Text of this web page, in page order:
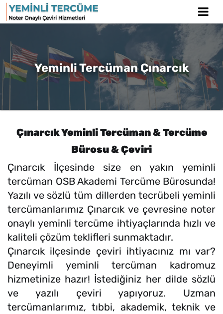
Yeminli Tercüman Çınarcık
Çınarcık Yeminli Tercüman & Tercüme
Bürosu & Çeviri
Çınarcık İlçesinde size en yakın yeminli
tercüman OSB Akademi Tercüme Bürosunda!
Yazılı ve sözlü tüm dillerden tecrübeli yeminli
tercümanlarımız Çınarcık ve çevresine noter
onaylı yeminli tercüme ihtiyaçlarında hızlı ve
kaliteli çözüm teklifleri sunmaktadır.
Çınarcık ilçesinde çeviri ihtiyacınız mı var?
Deneyimli yeminli tercüman kadromuz
hizmetinize hazır! İstediğiniz her dilde sözlü
ve yazılı çeviri yapıyoruz. Uzman
tercümanlarımız, tıbbi, akademik, teknik ve